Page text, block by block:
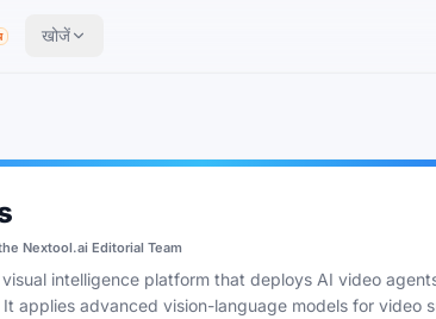
खोजें
Nextool.ai Editorial Team
intelligence platform that deploys AI video
applies advanced vision-language models for video